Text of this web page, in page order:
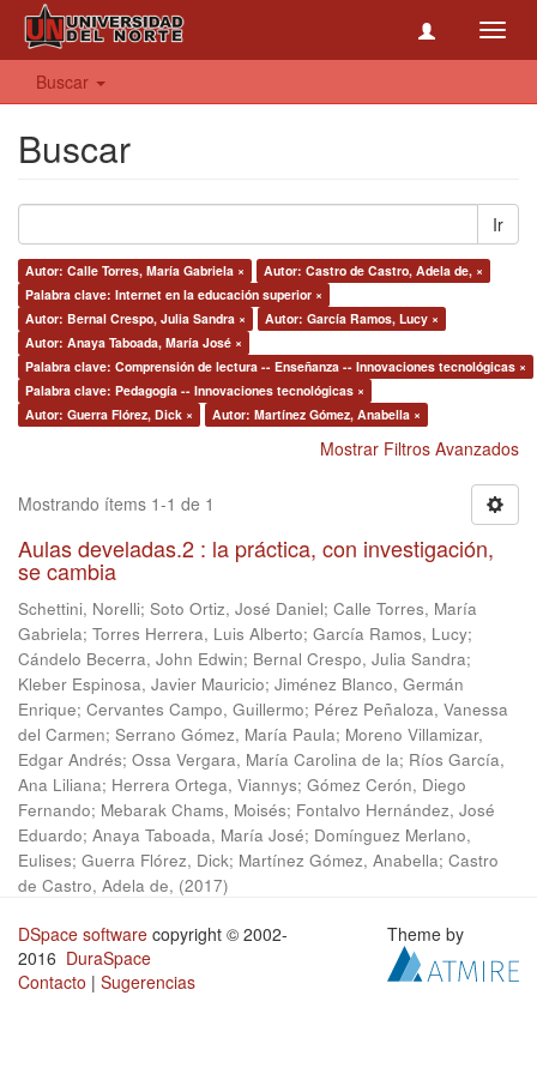
Buscar
Buscar
Ir
Autor: Calle Torres, María Gabriela ×
Autor: Castro de Castro, Adela de, ×
Palabra clave: Internet en la educación superior ×
Autor: Bernal Crespo, Julia Sandra ×
Autor: García Ramos, Lucy ×
Autor: Anaya Taboada, María José ×
Palabra clave: Comprensión de lectura -- Enseñanza -- Innovaciones tecnológicas ×
Palabra clave: Pedagogía -- Innovaciones tecnológicas ×
Autor: Guerra Flórez, Dick ×
Autor: Martínez Gómez, Anabella ×
Mostrar Filtros Avanzados
Mostrando ítems 1-1 de 1
Aulas develadas.2 : la práctica, con investigación,
se cambia
Schettini, Norelli; Soto Ortiz, José Daniel; Calle Torres, María
Gabriela; Torres Herrera, Luis Alberto; García Ramos, Lucy;
Cándelo Becerra, John Edwin; Bernal Crespo, Julia Sandra;
Kleber Espinosa, Javier Mauricio; Jiménez Blanco, Germán
Enrique; Cervantes Campo, Guillermo; Pérez Peñaloza, Vanessa
del Carmen; Serrano Gómez, María Paula; Moreno Villamizar,
Edgar Andrés; Ossa Vergara, María Carolina de la; Ríos García,
Ana Liliana; Herrera Ortega, Viannys; Gómez Cerón, Diego
Fernando; Mebarak Chams, Moisés; Fontalvo Hernández, José
Eduardo; Anaya Taboada, María José; Domínguez Merlano,
Eulises; Guerra Flórez, Dick; Martínez Gómez, Anabella; Castro
de Castro, Adela de, (2017)
DSpace software copyright © 2002-
2016 DuraSpace
Contacto | Sugerencias
Theme by